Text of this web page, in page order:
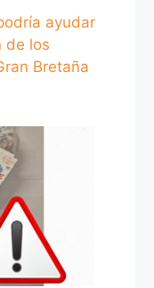
ayudar
de los
Bretaña